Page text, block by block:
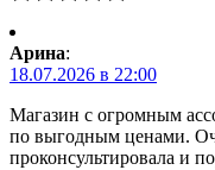
Арина:
18.07.2026 в 22:00
Магазин с огромным
по выгодным ценами.
проконсультировала и